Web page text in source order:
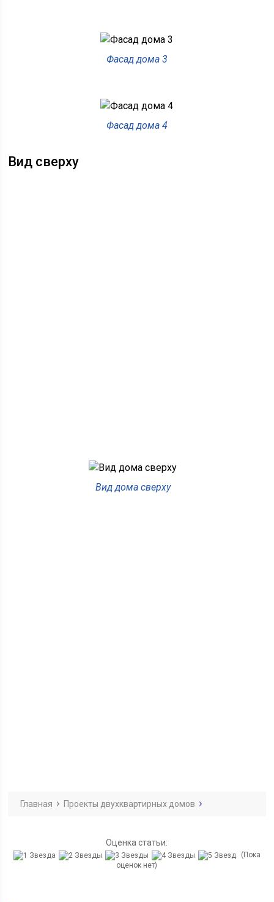
Фасад дома 3
Фасад дома 4
Вид сверху
Вид дома сверху
Главная Проекты двухквартирных домов
Оценка статьи:
(Пока
оценок нет)